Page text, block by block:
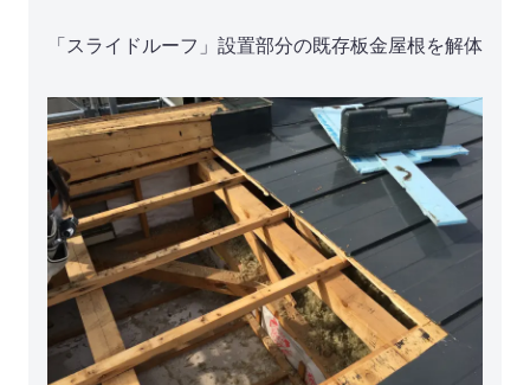
「スライドルーフ」設置部分の既存板金屋根を解体